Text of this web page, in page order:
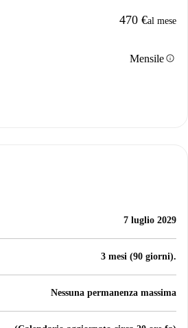
470 €al mese
Mensileinfo
7 luglio 2029
3 mesi (90 giorni).
Nessuna permanenza massima